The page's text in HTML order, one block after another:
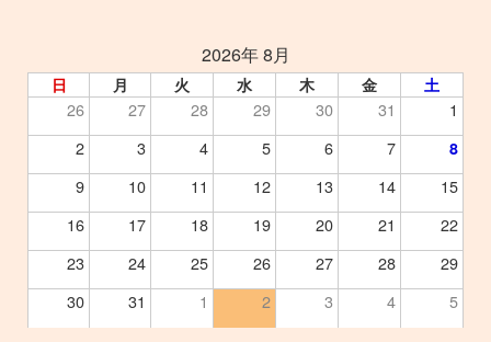
2026年 8月
日 月 火 水 木 金 土
26 27 28 29 30 31
1
2
3 4 5 6 7 8
9 10 11 12 13 14
15
16
17 18 19 20 21
22
23
24 25 26 27 28
29
30
31 1 2 3 4 5